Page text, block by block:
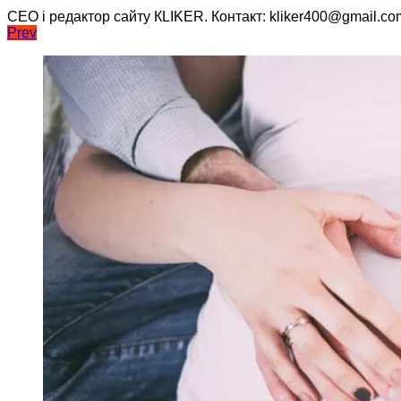
CEO і редактор сайту КLIKER. Контакт:
Навігація
записів
Prev